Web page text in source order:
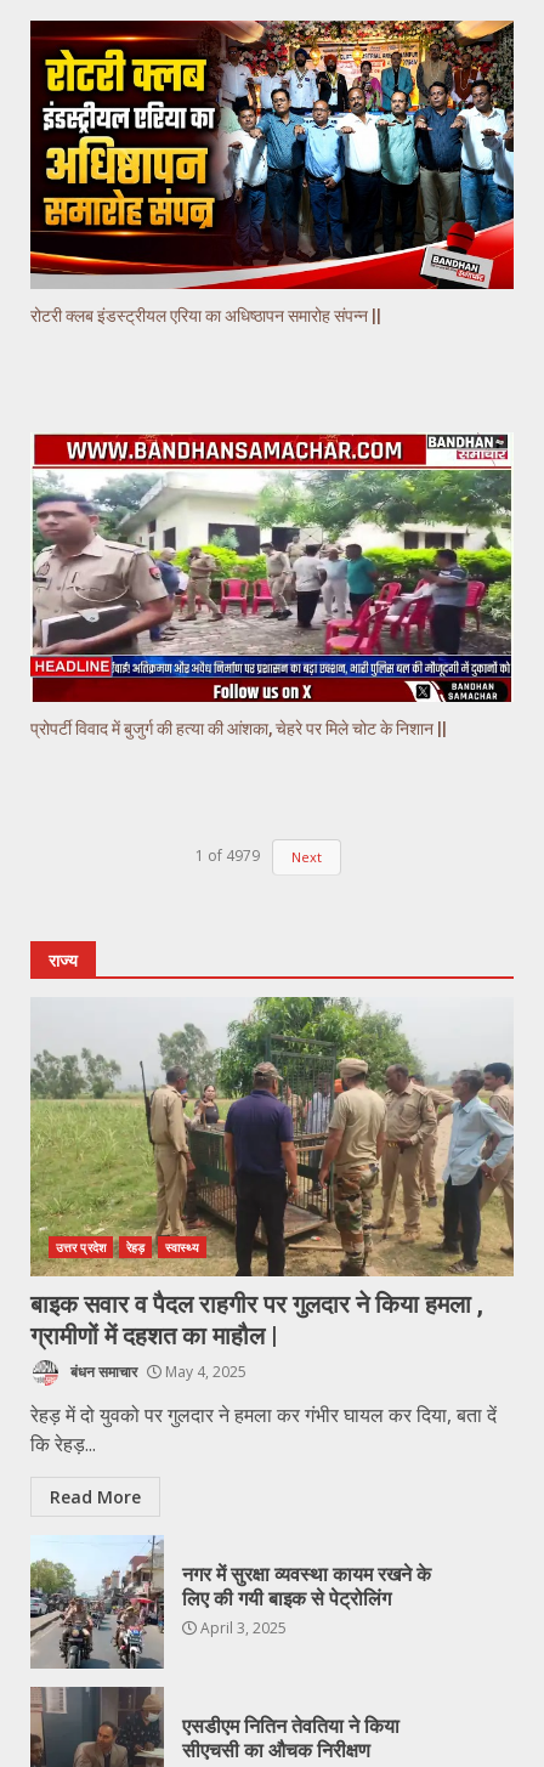
रोटरी क्लब इंडस्ट्रीयल एरिया का अधिष्ठापन समारोह संपन्न ||
प्रोपर्टी विवाद में बुजुर्ग की हत्या की आंशका, चेहरे पर मिले चोट के निशान ||
1 of 4979 Next
राज्य
उत्तर प्रदेश रेहड़ स्वास्थ्य
बाइक सवार व पैदल राहगीर पर गुलदार ने किया हमला ,
ग्रामीणों में दहशत का माहौल |
बंधन समाचार May 4, 2025
रेहड़ में दो युवको पर गुलदार ने हमला कर गंभीर घायल कर दिया, बता दें
कि रेहड़...
Read More
नगर में सुरक्षा व्यवस्था कायम रखने के
लिए की गयी बाइक से पेट्रोलिंग
April 3, 2025
एसडीएम नितिन तेवतिया ने किया
सीएचसी का औचक निरीक्षण